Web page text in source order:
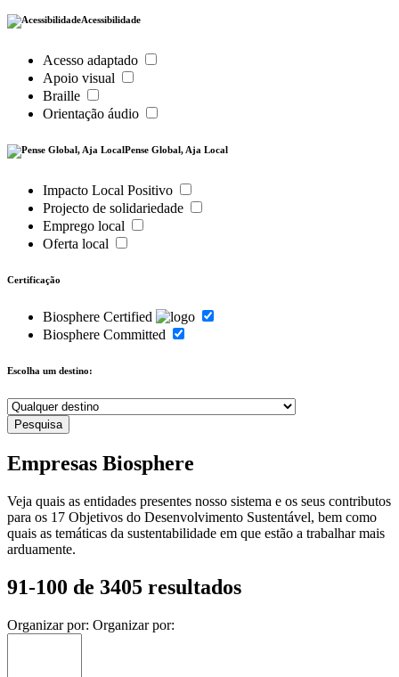
Acessibilidade
Acesso adaptado
Apoio visual
Braille
Orientação áudio
Pense Global, Aja Local
Impacto Local Positivo
Projecto de solidariedade
Emprego local
Oferta local
Certificação
Biosphere Certified
Biosphere Committed
Escolha um destino:
Empresas Biosphere
Veja quais as entidades presentes nosso sistema e os seus contributos
para os 17 Objetivos do Desenvolvimento Sustentável, bem como
quais as temáticas da sustentabilidade em que estão a trabalhar mais
arduamente.
91-100 de 3405 resultados
Organizar por: Organizar por: